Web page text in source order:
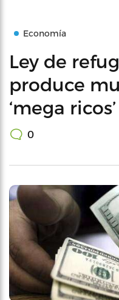
Economía
Ley de
produce
‘mega ricos’
0